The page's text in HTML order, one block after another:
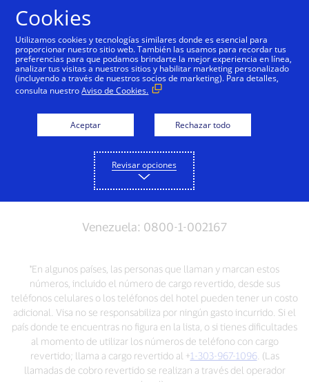
Obtén ayuda
¿Necesitas ayuda? Llámanos
Por pérdida o robo de tarjeta, por favor llámanos:
Venezuela: 0800-1-002167
*En algunos países, las personas que llaman y marcan estos
números, incluido el número de cargo revertido, desde sus
teléfonos celulares o los teléfonos del hotel pueden tener un costo
adicional. Visa no se responsabiliza por ningún gasto incurrido. Si el
país donde te encuentras no figura en la lista, o si tienes dificultades
al momento de utilizar los números de teléfono con cargo
revertido; llama a cargo revertido al +1-303-967-1096. (Las
llamadas de cobro revertido se realizan a través del operador
Cookies
Utilizamos cookies y tecnologías similares donde es esencial para
proporcionar nuestro sitio web. También las usamos para recordar tus
preferencias para que podamos brindarte la mejor experiencia en línea,
analizar tus visitas a nuestros sitios y habilitar marketing personalizado
(incluyendo a través de nuestros socios de marketing). Para detalles,
consulta nuestroAviso de Cookies.
Aceptar Rechazar todo
Revisar opciones